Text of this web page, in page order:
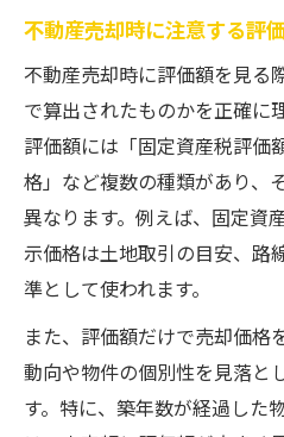
不動産売却時に注意する評
不動産売却時に評価額を見る
で算出されたものかを正確に
評価額には「固定資産税評価
格」など複数の種類があり、
異なります。例えば、固定資
示価格は土地取引の目安、路
準として使われます。
また、評価額だけで売却価格
動向や物件の個別性を見落と
す。特に、築年数が経過した